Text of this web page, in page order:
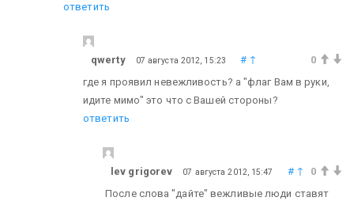
ответить
qwerty 07 августа 2012, 15:23 # ↑
0
где я проявил невежливость? а "флаг Вам в руки,
идите мимо" это что с Вашей стороны?
ответить
lev grigorev 07 августа 2012, 15:47 # ↑
0
После слова "дайте" вежливые люди ставят